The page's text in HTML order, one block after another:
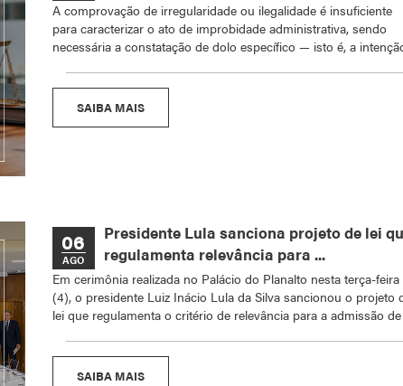
A comprovação de irregularidade ou ilegalidade é insuficiente
para caracterizar o ato de improbidade administrativa, sendo
necessária a constatação de dolo específico — isto é, a
SAIBA MAIS
06
AGO
Presidente Lula sanciona projeto de lei
regulamenta relevância para ...
Em cerimônia realizada no Palácio do Planalto nesta terça-feira
(4), o presidente Luiz Inácio Lula da Silva sancionou o projeto
lei que regulamenta o critério de relevância para a admissão de
SAIBA MAIS